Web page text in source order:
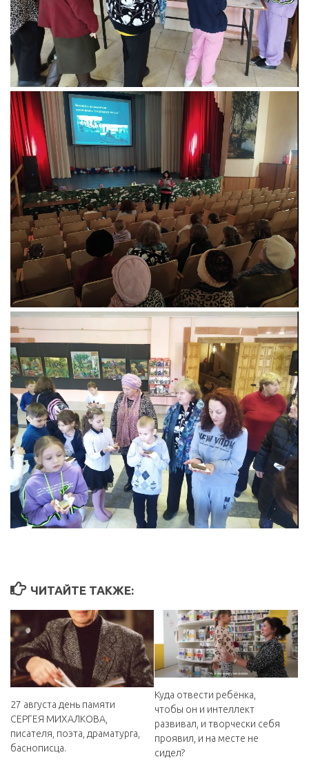
ЧИТАЙТЕ ТАКЖЕ:
27 августа день памяти
СЕРГЕЯ МИХАЛКОВА,
писателя, поэта, драматурга,
баснописца.
Куда отвести ребёнка,
чтобы он и интеллект
развивал, и творчески себя
проявил, и на месте не
сидел?